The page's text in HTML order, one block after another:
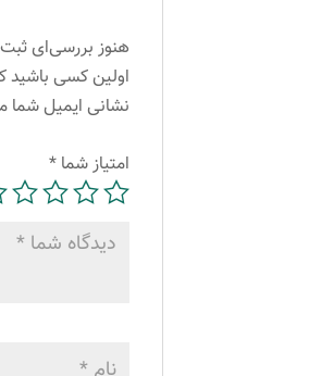
هنوز بررسی‌ای
اولین کسی باشید که
نشانی ایمیل شما
امتیاز شما*